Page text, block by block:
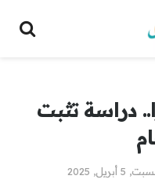
دراسة تثبت
5 أبريل, 2025